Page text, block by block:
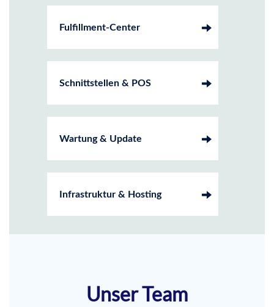
Fulfillment-Center
Schnittstellen & POS
Wartung & Update
Infrastruktur & Hosting
Unser Team